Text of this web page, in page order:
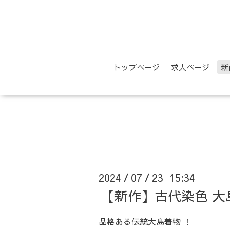
トップページ 求人ページ
2024 / 07 / 23 15:34
【新作】古代染色
品格ある伝統大島着物 ！